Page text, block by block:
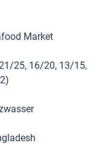
Market
25, 16/20, 13/15,